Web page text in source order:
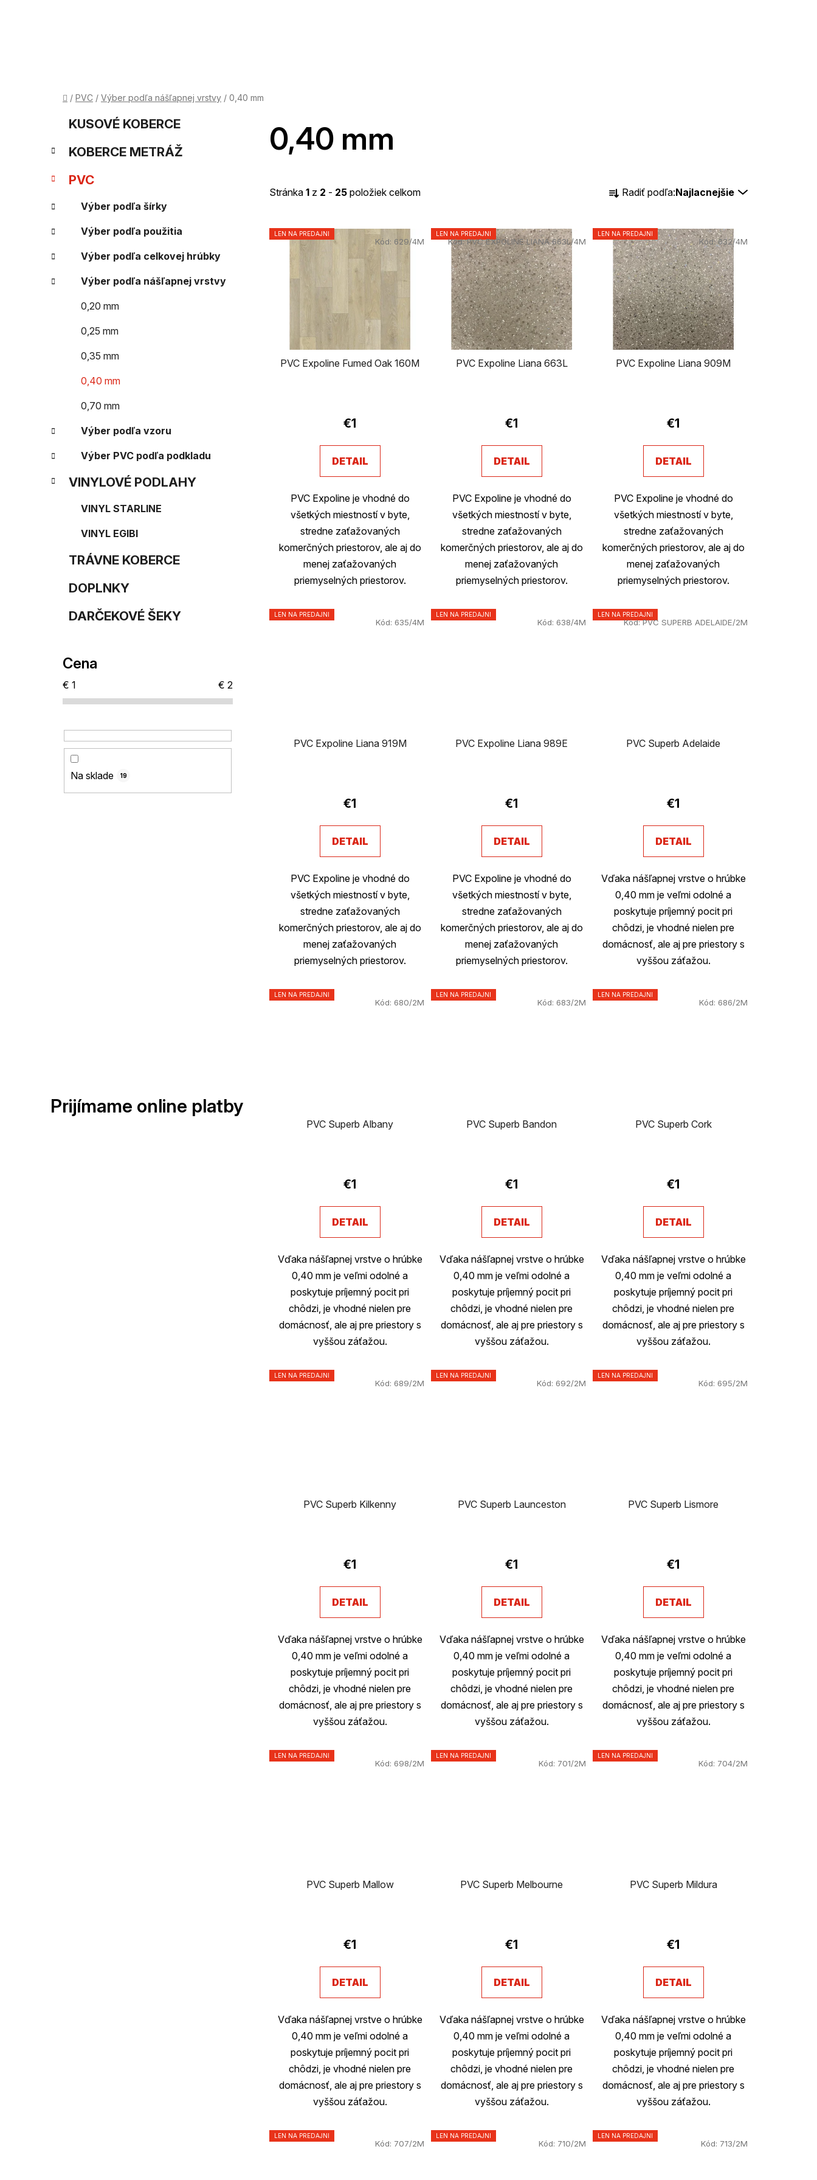
Domov
/ PVC / Výber podľa nášľapnej vrstvy / 0,40 mm
o
ý
p
a
n
kategórie
t
e
g
r
i
e
KUSOVÉ KOBERCE
KOBERCE METRÁŽ
PVC
Výber podľa šírky
Výber podľa použitia
Výber podľa celkovej hrúbky
Výber podľa nášľapnej vrstvy
0,20 mm
0,25 mm
0,35 mm
0,40 mm
0,70 mm
Výber podľa vzoru
Výber PVC podľa podkladu
VINYLOVÉ PODLAHY
VINYL STARLINE
VINYL EGIBI
TRÁVNE KOBERCE
DOPLNKY
DARČEKOVÉ ŠEKY
Cena
€ 1 € 2
Na sklade 19
Prijímame online platby
0,40 mm
Stránka 1 z 2 - 25 položiek celkom
R
d
e
n
i
e
p
t
o
v
Radiť podľa:Najlacnejšie
V
v
LEN NA PREDAJNI
PVC Expoline Fumed Oak 160M
€1
DETAIL
PVC Expoline je vhodné do
všetkých miestností v byte,
stredne zaťažovaných
komerčných priestorov, ale aj do
menej zaťažovaných
priemyselných priestorov.
Kód: 629/4M
LEN NA PREDAJNI
PVC Expoline Liana 663L
€1
DETAIL
PVC Expoline je vhodné do
všetkých miestností v byte,
stredne zaťažovaných
komerčných priestorov, ale aj do
menej zaťažovaných
priemyselných priestorov.
Kód:PVC EXPOLINE LIANA 663L/4M
LEN NA PREDAJNI
PVC Expoline Liana 909M
€1
DETAIL
PVC Expoline je vhodné do
všetkých miestností v byte,
stredne zaťažovaných
komerčných priestorov, ale aj do
menej zaťažovaných
priemyselných priestorov.
Kód:632/4M
LEN NA PREDAJNI
PVC Expoline Liana 919M
hodnotenie
je
3,2
5
hviezdičiek.
€1
DETAIL
PVC Expoline je vhodné do
všetkých miestností v byte,
stredne zaťažovaných
komerčných priestorov, ale aj do
menej zaťažovaných
priemyselných priestorov.
Kód: 635/4M
LEN NA PREDAJNI
PVC Expoline Liana 989E
€1
DETAIL
PVC Expoline je vhodné do
všetkých miestností v byte,
stredne zaťažovaných
komerčných priestorov, ale aj do
menej zaťažovaných
priemyselných priestorov.
Kód: 638/4M
LEN NA PREDAJNI
PVC Superb Adelaide
€1
DETAIL
Vďaka nášľapnej vrstve o hrúbke
0,40 mm je veľmi odolné a
poskytuje príjemný pocit pri
chôdzi, je vhodné nielen pre
domácnosť, ale aj pre priestory s
vyššou záťažou.
Kód:PVC SUPERB ADELAIDE/2M
LEN NA PREDAJNI
PVC Superb Albany
€1
DETAIL
Vďaka nášľapnej vrstve o hrúbke
0,40 mm je veľmi odolné a
poskytuje príjemný pocit pri
chôdzi, je vhodné nielen pre
domácnosť, ale aj pre priestory s
vyššou záťažou.
Kód: 680/2M
LEN NA PREDAJNI
PVC Superb Bandon
€1
DETAIL
Vďaka nášľapnej vrstve o hrúbke
0,40 mm je veľmi odolné a
poskytuje príjemný pocit pri
chôdzi, je vhodné nielen pre
domácnosť, ale aj pre priestory s
vyššou záťažou.
Kód: 683/2M
LEN NA PREDAJNI
PVC Superb Cork
€1
DETAIL
Vďaka nášľapnej vrstve o hrúbke
0,40 mm je veľmi odolné a
poskytuje príjemný pocit pri
chôdzi, je vhodné nielen pre
domácnosť, ale aj pre priestory s
vyššou záťažou.
Kód: 686/2M
LEN NA PREDAJNI
PVC Superb Kilkenny
€1
DETAIL
Vďaka nášľapnej vrstve o hrúbke
0,40 mm je veľmi odolné a
poskytuje príjemný pocit pri
chôdzi, je vhodné nielen pre
domácnosť, ale aj pre priestory s
vyššou záťažou.
Kód: 689/2M
LEN NA PREDAJNI
PVC Superb Launceston
€1
DETAIL
Vďaka nášľapnej vrstve o hrúbke
0,40 mm je veľmi odolné a
poskytuje príjemný pocit pri
chôdzi, je vhodné nielen pre
domácnosť, ale aj pre priestory s
vyššou záťažou.
Kód: 692/2M
LEN NA PREDAJNI
PVC Superb Lismore
hodnotenie
je
2,8
5
hviezdičiek.
€1
DETAIL
Vďaka nášľapnej vrstve o hrúbke
0,40 mm je veľmi odolné a
poskytuje príjemný pocit pri
chôdzi, je vhodné nielen pre
domácnosť, ale aj pre priestory s
vyššou záťažou.
Kód: 695/2M
LEN NA PREDAJNI
PVC Superb Mallow
€1
DETAIL
Vďaka nášľapnej vrstve o hrúbke
0,40 mm je veľmi odolné a
poskytuje príjemný pocit pri
chôdzi, je vhodné nielen pre
domácnosť, ale aj pre priestory s
vyššou záťažou.
Kód: 698/2M
LEN NA PREDAJNI
PVC Superb Melbourne
€1
DETAIL
Vďaka nášľapnej vrstve o hrúbke
0,40 mm je veľmi odolné a
poskytuje príjemný pocit pri
chôdzi, je vhodné nielen pre
domácnosť, ale aj pre priestory s
vyššou záťažou.
Kód: 701/2M
LEN NA PREDAJNI
PVC Superb Mildura
€1
DETAIL
Vďaka nášľapnej vrstve o hrúbke
0,40 mm je veľmi odolné a
poskytuje príjemný pocit pri
chôdzi, je vhodné nielen pre
domácnosť, ale aj pre priestory s
vyššou záťažou.
Kód: 704/2M
LEN NA PREDAJNI
Kód: 707/2M
LEN NA PREDAJNI
Kód: 710/2M
LEN NA PREDAJNI
Kód: 713/2M